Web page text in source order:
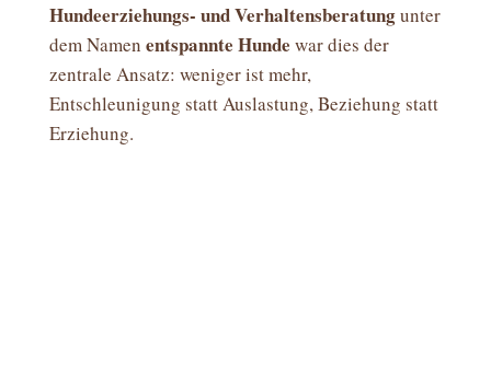
Hundeerziehungs- und Verhaltensberatungunter
dem Namen entspannte Hunde war dies der
zentrale Ansatz: weniger ist mehr,
Entschleunigung statt Auslastung, Beziehung statt
Erziehung.